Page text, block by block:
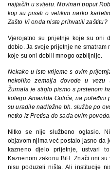
najjačih u svijetu. Novinari poput
koji su pisali o velikim narko
Zašto Vi onda niste prihvatili zaštitu?
Vjerojatno su prijetnje koje su oni
dobio. Ja svoje prijetnje ne
koje su oni dobili mnogo ozbiljnije.
Nekako u isto vrijeme s ovim
nekoliko zemalja dovode u vezu
Žurnala je stiglo pismo sprstenom
kolegu Amarilda Gutića, na poleđini
su uradile nadležne bh. službe po
netko iz Pretisa do sada ovim
Nitko se nije službeno oglasio.
objavom njima već postalo jasno da
kazneno djelo prijetnje, ustvari
Kaznenom zakonu BiH. Znači oni
nisu poduzeli ništa. Ali institucije